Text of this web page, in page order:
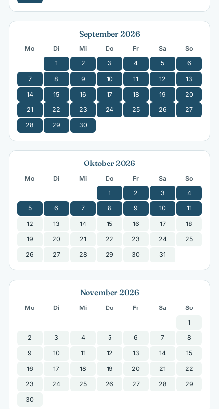
September 2026
Mo Di Mi Do Fr Sa
So
1
2 3 4 5 6
7 8 9 10 11 12 13
14 15 16 17 18 19 20
21 22 23 24 25 26 27
28 29 30
Oktober 2026
Mo Di Mi Do Fr Sa
So
1
2 3 4
5 6 7 8 9 10 11
12 13 14 15 16 17 18
19 20 21 22 23 24 25
26 27 28 29 30 31
November 2026
Mo Di Mi Do Fr Sa
So
1
2 3 4 5 6 7 8
9 10 11 12 13 14 15
16 17 18 19 20 21 22
23 24 25 26 27 28 29
30